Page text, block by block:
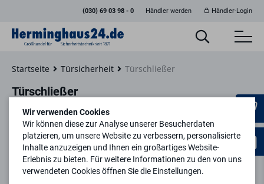
(030) 69 03 98 - 0 Händler werden Händler-Login
Startseite Türsicherheit Türschließer
Türschließer
Wir verwenden Cookies
Wir können diese zur Analyse unserer Besucherdaten
platzieren, um unsere Website zu verbessern, personalisierte
Inhalte anzuzeigen und Ihnen ein großartiges Website-
Erlebnis zu bieten. Für weitere Informationen zu den von uns
verwendeten Cookies öffnen Sie die Einstellungen.